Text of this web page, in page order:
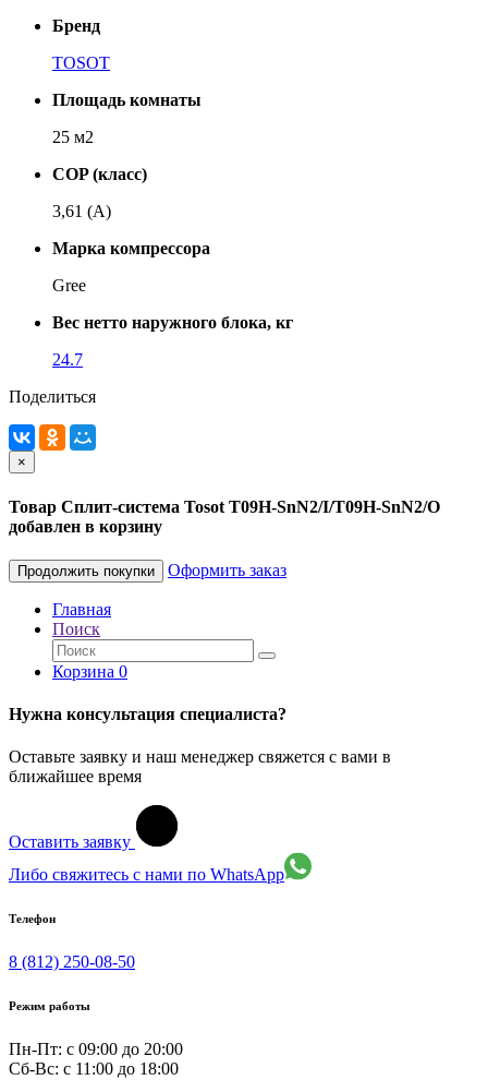
Бренд
TOSOT
Площадь комнаты
25 м2
COP (класс)
3,61 (A)
Марка компрессора
Gree
Вес нетто наружного блока, кг
24.7
Поделиться
×
Товар Сплит-система Tosot T09H-SnN2/I/T09H-SnN2/O
добавлен в корзину
Продолжить покупки Оформить заказ
Главная
Поиск
Корзина 0
Нужна консультация специалиста?
Оставьте заявку и наш менеджер свяжется с вами в
ближайшее время
Оставить заявку
Либо свяжитесь с нами по WhatsApp
Телефон
8 (812) 250-08-50
Режим работы
Пн-Пт: с 09:00 до 20:00
Сб-Вс: c 11:00 до 18:00